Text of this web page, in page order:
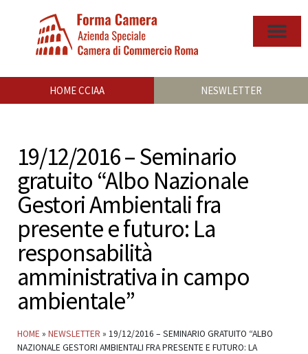
HOME CCIAA NESWLETTER
19/12/2016 – Seminario
gratuito “Albo Nazionale
Gestori Ambientali fra
presente e futuro: La
responsabilità
amministrativa in campo
ambientale”
HOME » NEWSLETTER » 19/12/2016 – SEMINARIO GRATUITO “ALBO
NAZIONALE GESTORI AMBIENTALI FRA PRESENTE E FUTURO: LA